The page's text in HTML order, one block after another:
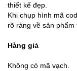
thiết kế đẹp.
Khi chụp hình mã
rõ ràng về sản phẩm
Hàng giả
Không có mã vạch.